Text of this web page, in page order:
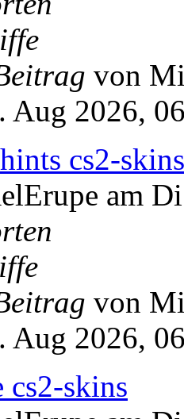
von
Aug 2026,
cs2-skins
am
von
Aug 2026,
cs2-skins